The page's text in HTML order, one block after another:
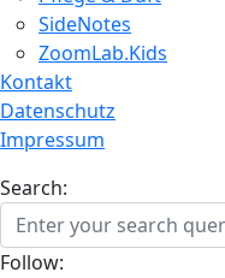
SideNotes
ZoomLab.Kids
Kontakt
Datenschutz
Impressum
Search:
Follow: